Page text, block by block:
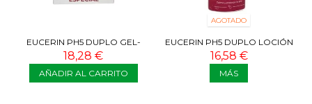
EUCERIN PH5 DUPLO GEL-
CREMA ULTRALIEGERA 2X350
ML
18,28 €
AÑADIR AL CARRITO
AGOTADO
EUCERIN PH5 DUPLO LOCIÓN
HIDRATANTE 2X400 ML
16,58 €
MÁS